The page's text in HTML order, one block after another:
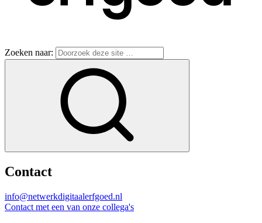
Zoeken naar:
Contact
info@netwerkdigitaalerfgoed.nl
Contact met een van onze collega's